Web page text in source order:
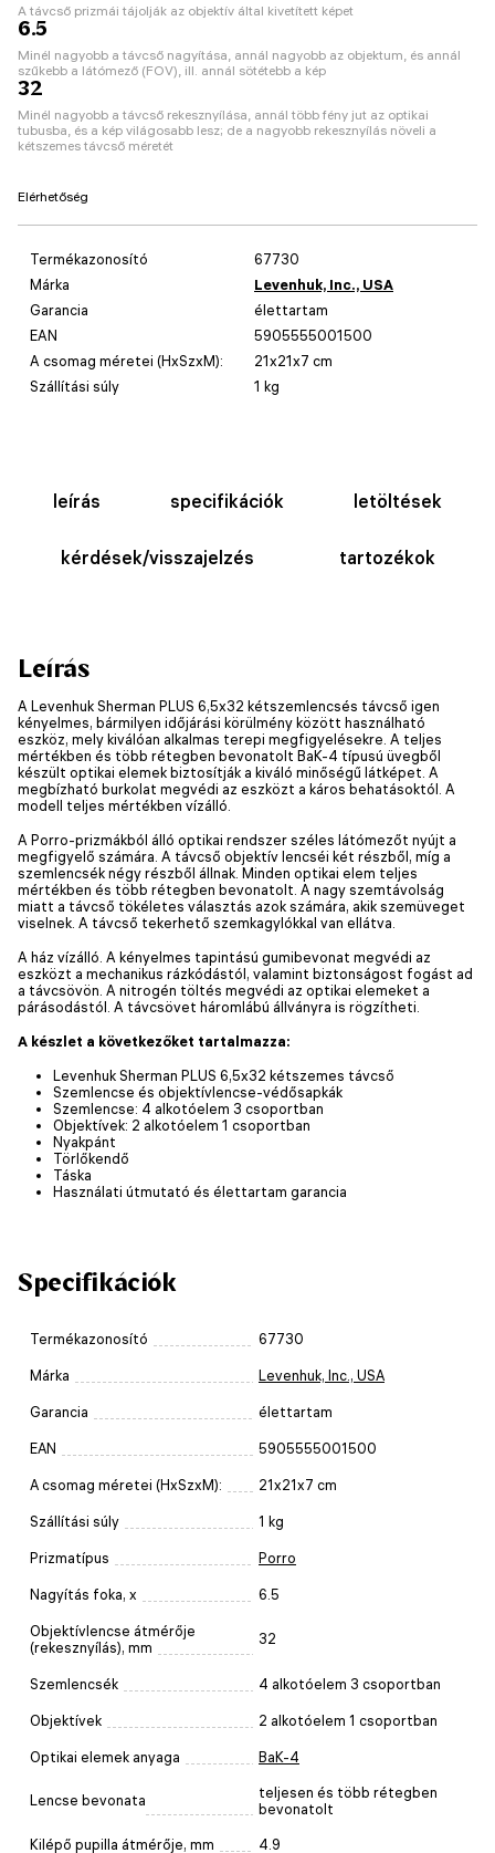
A távcső prizmái tájolják az objektív által kivetített képet
6.5
Minél nagyobb a távcső nagyítása, annál nagyobb az objektum, és annál
szűkebb a látómező (FOV), ill. annál sötétebb a kép
32
Minél nagyobb a távcső rekesznyílása, annál több fény jut az optikai
tubusba, és a kép világosabb lesz; de a nagyobb rekesznyílás növeli a
kétszemes távcső méretét
Elérhetőség
Termékazonosító
67730
Márka
Levenhuk, Inc., USA
Garancia
élettartam
EAN
5905555001500
A csomag méretei (HxSzxM):
21x21x7 cm
Szállítási súly
1 kg
leírás specifikációk letöltések
kérdések/visszajelzés tartozékok
Leírás
A Levenhuk Sherman PLUS 6,5x32 kétszemlencsés távcső igen
kényelmes, bármilyen időjárási körülmény között használható
eszköz, mely kiválóan alkalmas terepi megfigyelésekre. A teljes
mértékben és több rétegben bevonatolt BaK-4 típusú üvegből
készült optikai elemek biztosítják a kiváló minőségű látképet. A
megbízható burkolat megvédi az eszközt a káros behatásoktól. A
modell teljes mértékben vízálló.
A Porro-prizmákból álló optikai rendszer széles látómezőt nyújt a
megfigyelő számára. A távcső objektív lencséi két részből, míg a
szemlencsék négy részből állnak. Minden optikai elem teljes
mértékben és több rétegben bevonatolt. A nagy szemtávolság
miatt a távcső tökéletes választás azok számára, akik szemüveget
viselnek. A távcső tekerhető szemkagylókkal van ellátva.
A ház vízálló. A kényelmes tapintású gumibevonat megvédi az
eszközt a mechanikus rázkódástól, valamint biztonságost fogást ad
a távcsövön. A nitrogén töltés megvédi az optikai elemeket a
párásodástól. A távcsövet háromlábú állványra is rögzítheti.
A készlet a következőket tartalmazza:
Levenhuk Sherman PLUS 6,5x32 kétszemes távcső
Szemlencse és objektívlencse-védősapkák
Szemlencse: 4 alkotóelem 3 csoportban
Objektívek: 2 alkotóelem 1 csoportban
Nyakpánt
Törlőkendő
Táska
Használati útmutató és élettartam garancia
Specifikációk
Termékazonosító 67730
Márka Levenhuk, Inc., USA
Garancia élettartam
EAN 5905555001500
A csomag méretei (HxSzxM): 21x21x7 cm
Szállítási súly 1 kg
Prizmatípus Porro
Nagyítás foka, x 6.5
Objektívlencse átmérője
(rekesznyílás), mm
32
Szemlencsék 4 alkotóelem 3 csoportban
Objektívek 2 alkotóelem 1 csoportban
Optikai elemek anyaga BaK-4
Lencse bevonata
teljesen és több rétegben
bevonatolt
Kilépő pupilla átmérője, mm 4.9